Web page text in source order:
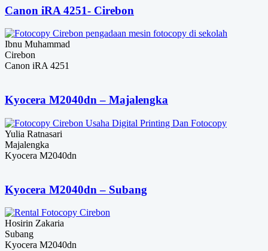
Canon iRA 4251- Cirebon
Ibnu Muhammad
Cirebon
Canon iRA 4251
Kyocera M2040dn – Majalengka
Yulia Ratnasari
Majalengka
Kyocera M2040dn
Kyocera M2040dn – Subang
Hosirin Zakaria
Subang
Kyocera M2040dn